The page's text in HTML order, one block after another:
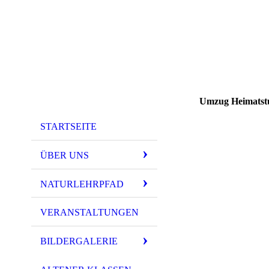
STARTSEITE
ÜBER UNS
NATURLEHRPFAD
VERANSTALTUNGEN
BILDERGALERIE
Umzug